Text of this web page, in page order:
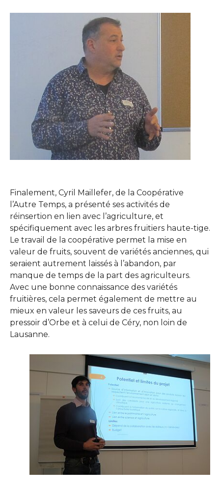
Finalement, Cyril Maillefer, de la Coopérative
l’Autre Temps, a présenté ses activités de
réinsertion en lien avec l’agriculture, et
spécifiquement avec les arbres fruitiers haute-tige.
Le travail de la coopérative permet la mise en
valeur de fruits, souvent de variétés anciennes, qui
seraient autrement laissés à l’abandon, par
manque de temps de la part des agriculteurs.
Avec une bonne connaissance des variétés
fruitières, cela permet également de mettre au
mieux en valeur les saveurs de ces fruits, au
pressoir d’Orbe et à celui de Céry, non loin de
Lausanne.
Show larger version